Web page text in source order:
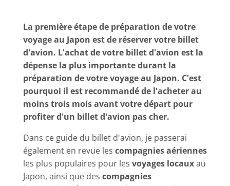
La première étape de préparation de votre
voyage au Japon est de réserver votre billet
d'avion. L'achat de votre billet d'avion est la
dépense la plus importante durant la
préparation de votre voyage au Japon. C'est
pourquoi il est recommandé de l'acheter au
moins trois mois avant votre départ pour
profiter d'un billet d'avion pas cher.
Dans ce guide du billet d'avion, je passerai
également en revue les compagnies aériennes
les plus populaires pour les voyages locauxau
Japon, ainsi que des compagnies